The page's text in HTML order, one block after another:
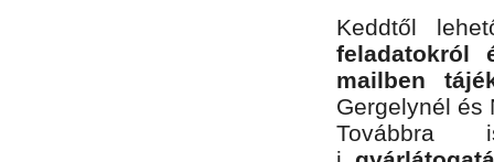
Keddtől
feladatokról
mailben
Gergelynél és
Továbbra